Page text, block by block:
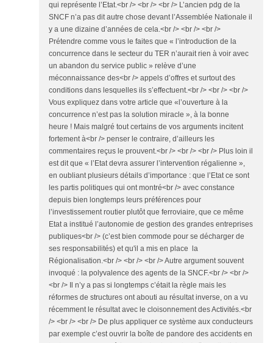
qui représente l’Etat.<br /> <br /> <br /> L’ancien pdg de la
SNCF n’a pas dit autre chose devant l’Assemblée Nationale il
y a une dizaine d’années de cela.<br /> <br /> <br />
Prétendre comme vous le faites que « l’introduction de la
concurrence dans le secteur du TER n’aurait rien à voir avec
un abandon du service public » relève d’une
méconnaissance des<br /> appels d’offres et surtout des
conditions dans lesquelles ils s’effectuent.<br /> <br /> <br />
Vous expliquez dans votre article que «l’ouverture à la
concurrence n’est pas la solution miracle », à la bonne
heure ! Mais malgré tout certains de vos arguments incitent
fortement à<br /> penser le contraire, d’ailleurs les
commentaires reçus le prouvent.<br /> <br /> <br /> Plus loin il
est dit que « l’Etat devra assurer l’intervention régalienne »,
en oubliant plusieurs détails d’importance : que l’Etat ce sont
les partis politiques qui ont montré<br /> avec constance
depuis bien longtemps leurs préférences pour
l’investissement routier plutôt que ferroviaire, que ce même
Etat a institué l’autonomie de gestion des grandes entreprises
publiques<br /> (c’est bien commode pour se décharger de
ses responsabilités) et qu'il a mis en place la
Régionalisation.<br /> <br /> <br /> Autre argument souvent
invoqué : la polyvalence des agents de la SNCF.<br /> <br />
<br /> Il n’y a pas si longtemps c’était la règle mais les
réformes de structures ont abouti au résultat inverse, on a vu
récemment le résultat avec le cloisonnement des Activités.<br
/> <br /> <br /> De plus appliquer ce système aux conducteurs
par exemple c’est ouvrir la boîte de pandore des accidents en